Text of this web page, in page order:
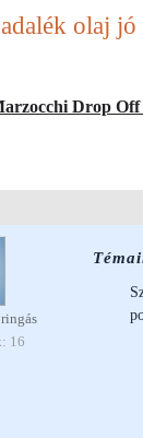
olaj
Drop
16